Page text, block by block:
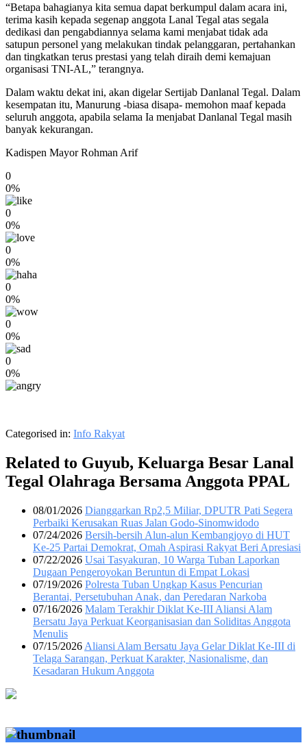
“Betapa bahagianya kita semua dapat berkumpul dalam acara ini,
terima kasih kepada segenap anggota Lanal Tegal atas segala
dedikasi dan pengabdiannya selama kami menjabat tidak ada
satupun personel yang melakukan tindak pelanggaran, pertahankan
dan tingkatkan terus prestasi yang telah diraih demi kemajuan
organisasi TNI-AL,” terangnya.
Dalam waktu dekat ini, akan digelar Sertijab Danlanal Tegal. Dalam
kesempatan itu, Manurung -biasa disapa- memohon maaf kepada
seluruh anggota, apabila selama Ia menjabat Danlanal Tegal masih
banyak kekurangan.
Kadispen Mayor Rohman Arif
0
0%
0
0%
0
0%
0
0%
0
0%
0
0%
Categorised in: Info Rakyat
Related to Guyub, Keluarga Besar Lanal
Tegal Olahraga Bersama Anggota PPAL
08/01/2026 Dianggarkan Rp2,5 Miliar, DPUTR Pati Segera
Perbaiki Kerusakan Ruas Jalan Godo-Sinomwidodo
07/24/2026 Bersih-bersih Alun-alun Kembangjoyo di HUT
Ke-25 Partai Demokrat, Omah Aspirasi Rakyat Beri Apresiasi
07/22/2026 Usai Tasyakuran, 10 Warga Tuban Laporkan
Dugaan Pengeroyokan Beruntun di Empat Lokasi
07/19/2026 Polresta Tuban Ungkap Kasus Pencurian
Berantai, Persetubuhan Anak, dan Peredaran Narkoba
07/16/2026 Malam Terakhir Diklat Ke-III Aliansi Alam
Bersatu Jaya Perkuat Keorganisasian dan Soliditas Anggota
Menulis
07/15/2026 Aliansi Alam Bersatu Jaya Gelar Diklat Ke-III di
Telaga Sarangan, Perkuat Karakter, Nasionalisme, dan
Kesadaran Hukum Anggota